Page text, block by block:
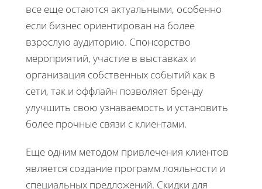
все еще остаются актуальными, особенно
если бизнес ориентирован на более
взрослую аудиторию. Спонсорство
мероприятий, участие в выставках и
организация собственных событий как в
сети, так и оффлайн позволяет бренду
улучшить свою узнаваемость и установить
более прочные связи с клиентами.
Еще одним методом привлечения клиентов
является создание программ лояльности и
специальных предложений. Скидки для